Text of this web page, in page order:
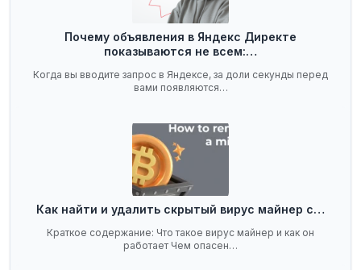
Почему объявления в Яндекс Директе
показываются не всем:…
Когда вы вводите запрос в Яндексе, за доли секунды перед
вами появляются…
Как найти и удалить скрытый вирус майнер с…
Краткое содержание: Что такое вирус майнер и как он
работает Чем опасен…